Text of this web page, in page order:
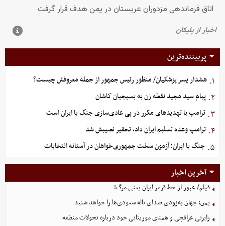
پربیننده‌ترین
۱. هشدار پسر پزشکیان/ منظور رئیس جمهور از جمله معروفش چیست؟
۲. پیام سید مجید نقطه زن به بسیجیان کاشان
۳. ترامپ با تهدیدهای مکرر در پی عادی‌سازی جنگ با ایران است
۴. ترامپ وعده تسلیم ایران داد، تحقیر نصیبش شد
۵. جنگ با ایران؛ آزمون سخت جمهوری‌خواهان در آستانه انتخابات
آخرین اخبار
فیلم/ عبور از خط قرمز ایران یعنی مرگ!
یمن: جهان به‌زودی صدای ناله سعودی‌ها را خواهد شنید
رایزنی عراقچی و همتای موریتانی خود درباره تحولات منطقه